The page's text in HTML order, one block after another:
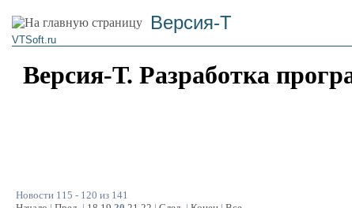
Версия-Т
VTSoft.ru
Версия-Т. Разработка
Новости 115 - 120 из 141